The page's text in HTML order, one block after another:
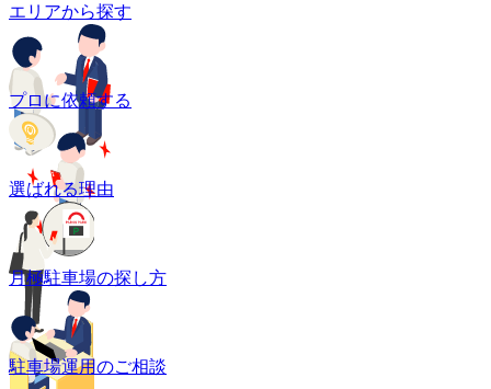
エリアから探す
プロに依頼する
選ばれる理由
月極駐車場の探し方
駐車場運用のご相談